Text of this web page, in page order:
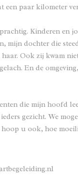
een paar kilometer
Kinderen en
mijn dochter die
Ook zij kwam
En de
die mijn hoofd
gezicht. We
u ook, hoe